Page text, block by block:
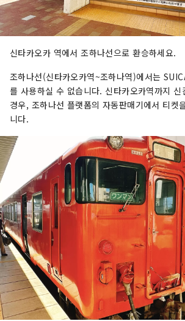
신타카오카 역에서 조하나선으로 환승하세요.
조하나선(신타카오카역~조하나역)에서는
를 사용하실 수 없습니다. 신타카오카역까지 신
경우, 조하나선 플랫폼의 자동판매기에서 티켓
니다.